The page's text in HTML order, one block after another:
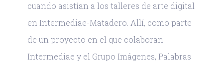
cuando asistían a los talleres de arte digital
en Intermediae-Matadero. Allí, como parte
de un proyecto en el que colaboran
Intermediae y el Grupo Imágenes, Palabras